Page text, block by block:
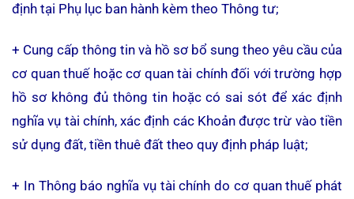
định tại Phụ lục ban hành kèm theo Thông tư;
+ Cung cấp thông tin và hồ sơ bổ sung theo yêu cầu của
cơ quan thuế hoặc cơ quan tài chính đối với trường hợp
hồ sơ không đủ thông tin hoặc có sai sót để xác định
nghĩa vụ tài chính, xác định các Khoản được trừ vào tiền
sử dụng đất, tiền thuê đất theo quy định pháp luật;
+ In Thông báo nghĩa vụ tài chính do cơ quan thuế phát